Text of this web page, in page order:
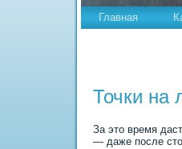
Главная
Точки на
За это время
— даже после